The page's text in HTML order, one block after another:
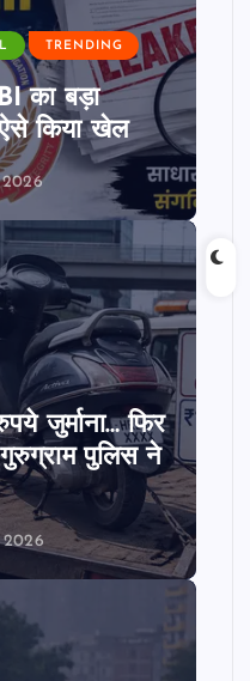
TRENDING
का बड़ा
किया खेल
2026
जुर्माना… फिर
पुलिस ने
2026